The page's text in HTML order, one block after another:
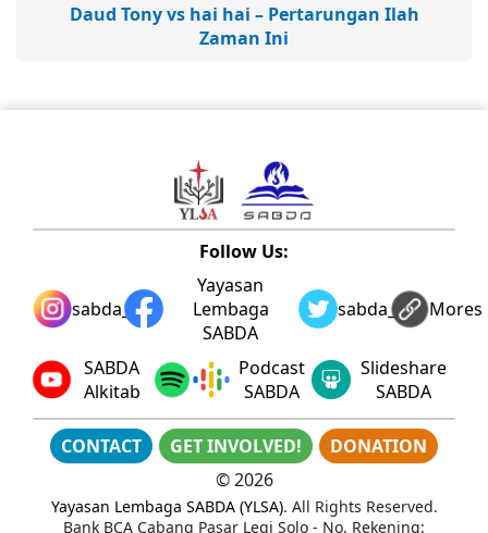
Daud Tony vs hai hai – Pertarungan Ilah
Zaman Ini
Follow Us:
sabda_ylsa
Yayasan
Lembaga
SABDA
sabda_ylsaMores
SABDA
Alkitab
Podcast
SABDA
Slideshare
SABDA
CONTACT GET INVOLVED!
DONATION
©2026
Yayasan Lembaga SABDA (YLSA). All Rights Reserved.
Bank BCA Cabang Pasar Legi Solo - No. Rekening: